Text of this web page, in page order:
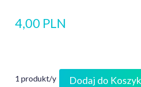
4,00 PLN
1 produkt/y Dodaj do